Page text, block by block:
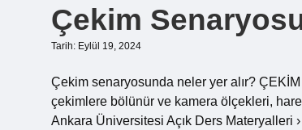
Çekim
Tarih: Eylül 19, 2024
Çekim senaryosunda neler yer alır?
çekimlere bölünür ve kamera ölçekleri,
Ankara Üniversitesi Açık Ders Materyalleri